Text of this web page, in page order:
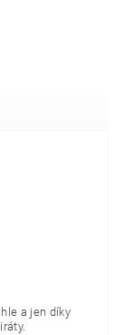
a jen díky